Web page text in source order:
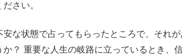
さい。
な状態で占ってもらったところで、それ
か？ 重要な人生の岐路に立っているとき、